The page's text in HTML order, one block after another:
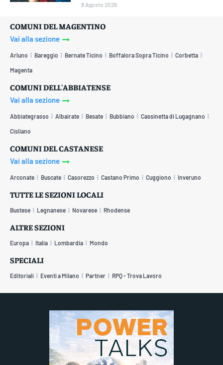
8 Agosto 2026
COMUNI DEL MAGENTINO
Vai alla sezione
Arluno Bareggio Bernate Ticino Boffalora Sopra Ticino Corbetta
Magenta
COMUNI DELL'ABBIATENSE
Vai alla sezione
Abbiategrasso Albairate Besate Bubbiano Cassinetta di Lugagnano
Cisliano
COMUNI DEL CASTANESE
Vai alla sezione
Arconate Buscate Casorezzo Castano Primo Cuggiono Inveruno
TUTTE LE SEZIONI LOCALI
Bustese Legnanese Novarese Rhodense
ALTRE SEZIONI
Europa Italia Lombardia Mondo
SPECIALI
Editoriali Eventi a Milano Partner RPQ - Trova Lavoro